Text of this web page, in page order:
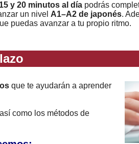
15 y 20 minutos al díapodrás
un nivel A1–A2 de japonés.
puedas avanzar a tu propio ritmo.
que te ayudarán a aprender
como los métodos de